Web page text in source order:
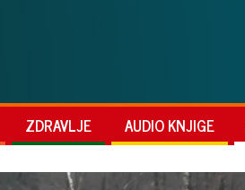
ZDRAVLJE AUDIO KNJIGE